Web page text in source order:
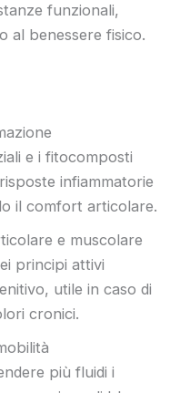
funzionali,
benessere fisico.
e i fitocomposti
infiammatorie
il comfort articolare.
e muscolare
principi attivi
utile in caso di
cronici.
più fluidi i